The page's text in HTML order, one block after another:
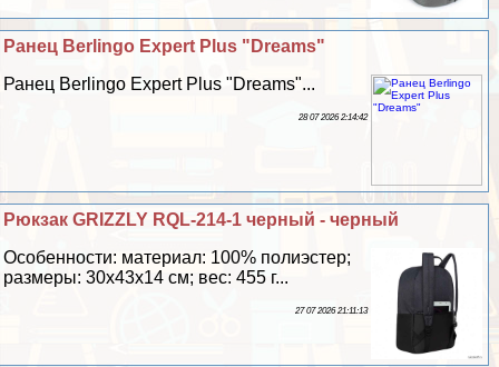
Ранец Berlingo Expert Plus "Dreams"
Ранец Berlingo Expert Plus "Dreams"...
28 07 2026 2:14:42
Рюкзак GRIZZLY RQL-214-1 черный - черный
Особенности: материал: 100% полиэстер;
размеры: 30х43х14 см; вес: 455 г...
27 07 2026 21:11:13